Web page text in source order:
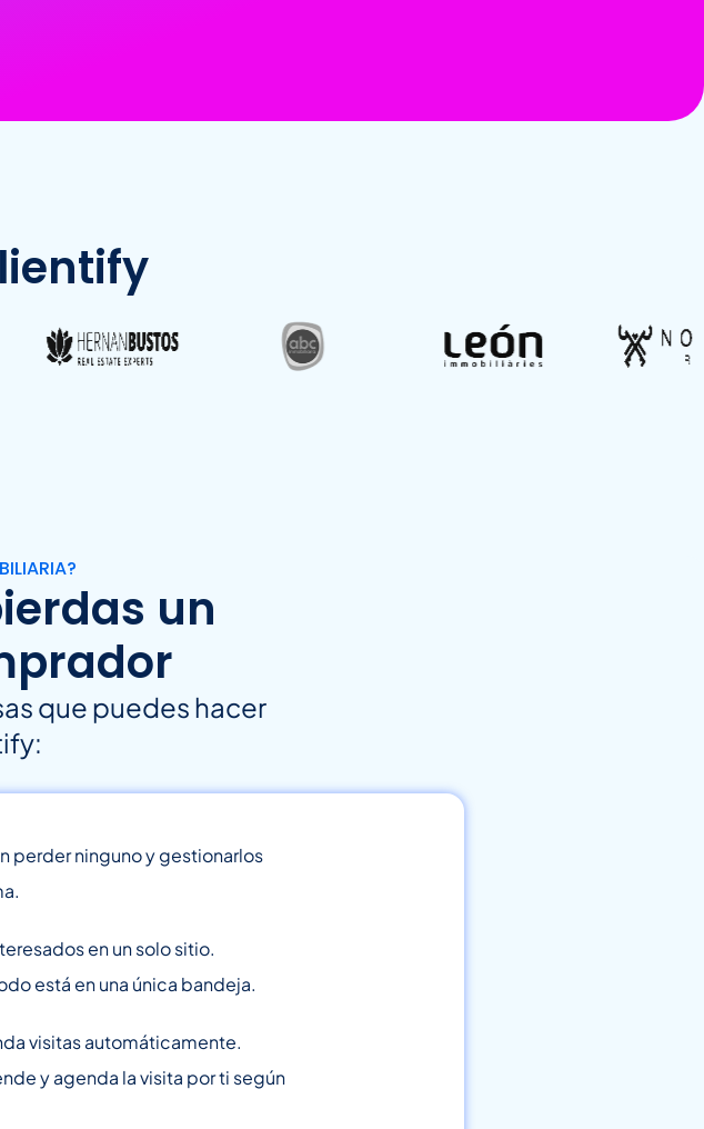
un
que puedes hacer
perder ninguno y gestionarlos
en un solo sitio.
está en una única bandeja.
visitas automáticamente.
y agenda la visita por ti según